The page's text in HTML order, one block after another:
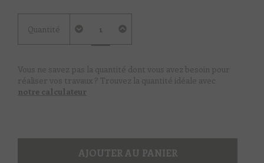
Quantité
de
Orange
Vous ne savez pas la quantité dont vous avez besoin pour
réaliser vos travaux ? Trouvez la quantité idéale avec
notre calculateur
AJOUTER AU PANIER